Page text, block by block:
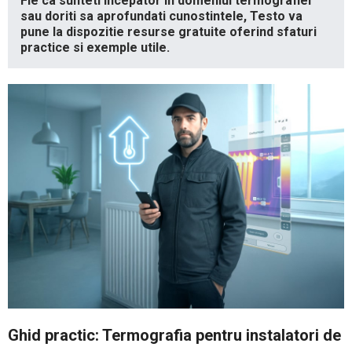
sau doriti sa aprofundati cunostintele, Testo va
pune la dispozitie resurse gratuite oferind sfaturi
practice si exemple utile.
Ghid practic: Termografia pentru instalatori de